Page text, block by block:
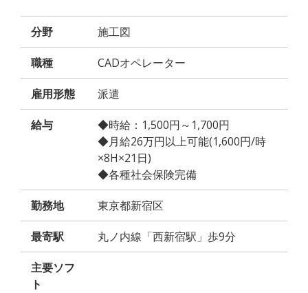
分野 施工図
職種 CADオペレーター
雇用形態 派遣
給与
◆時給：1,500円～1,700円
◆月給26万円以上可能(1,600円/時
×8H×21日)
◆各種社会保険完備
勤務地 東京都新宿区
最寄駅 丸ノ内線「西新宿駅」歩9分
主要ソフ
ト